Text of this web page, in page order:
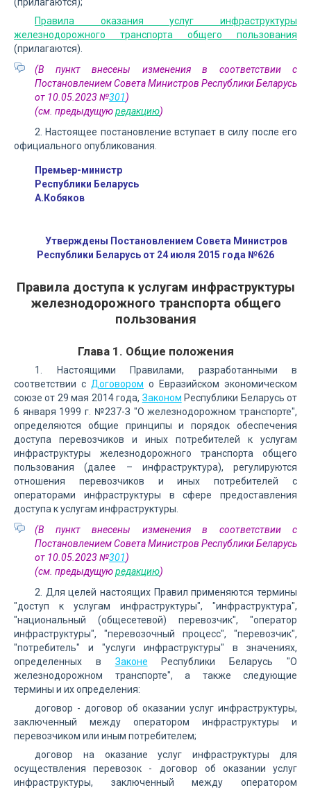
Правила оказания услуг инфраструктуры
железнодорожного транспорта общего пользования
(прилагаются).
(В пункт внесены изменения в соответствии с
Постановлением Совета Министров Республики Беларусь
от 10.05.2023 №301)
(см. предыдущуюредакцию)
2. Настоящее постановление вступает в силу после его
официального опубликования.
Премьер-министр
Республики Беларусь
А.Кобяков
Утверждены Постановлением Совета Министров
Республики Беларусь от 24 июля 2015 года №626
Правила доступа к услугам инфраструктуры
железнодорожного транспорта общего
пользования
Глава 1. Общие положения
1. Настоящими Правилами, разработанными в
соответствии с Договором о Евразийском экономическом
союзе от 29 мая 2014 года, Законом Республики Беларусь от
6 января 1999 г. №237-З "О железнодорожном транспорте",
определяются общие принципы и порядок обеспечения
доступа перевозчиков и иных потребителей к услугам
инфраструктуры железнодорожного транспорта общего
пользования (далее – инфраструктура), регулируются
отношения перевозчиков и иных потребителей с
операторами инфраструктуры в сфере предоставления
доступа к услугам инфраструктуры.
(В пункт внесены изменения в соответствии с
Постановлением Совета Министров Республики Беларусь
от 10.05.2023 №301)
(см. предыдущуюредакцию)
2. Для целей настоящих Правил применяются термины
"доступ к услугам инфраструктуры", "инфраструктура",
"национальный (общесетевой) перевозчик", "оператор
инфраструктуры", "перевозочный процесс", "перевозчик",
"потребитель" и "услуги инфраструктуры" в значениях,
определенных в Законе Республики Беларусь "О
железнодорожном транспорте", а также следующие
термины и их определения:
договор - договор об оказании услуг инфраструктуры,
заключенный между оператором инфраструктуры и
перевозчиком или иным потребителем;
договор на оказание услуг инфраструктуры для
осуществления перевозок - договор об оказании услуг
инфраструктуры, заключенный между оператором